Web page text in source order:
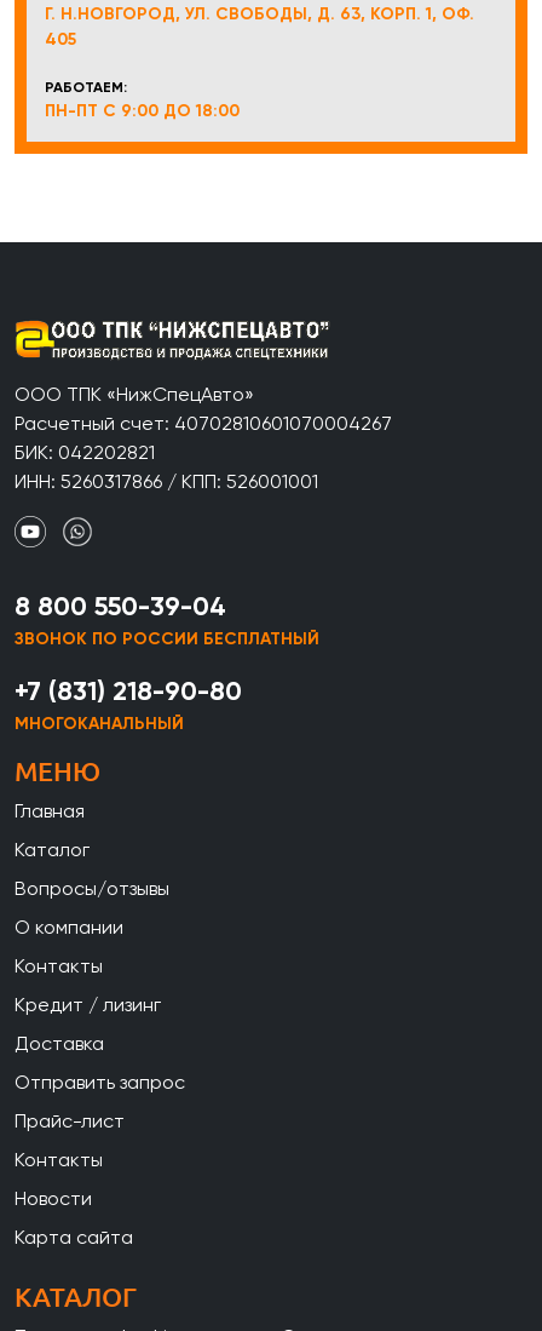
Г. Н.НОВГОРОД, УЛ. СВОБОДЫ, Д. 63, КОРП. 1, ОФ.
405
РАБОТАЕМ:
ПН-ПТ С 9:00 ДО 18:00
ООО ТПК «НижСпецАвто»
Расчетный счет: 40702810601070004267
БИК: 042202821
ИНН: 5260317866 / КПП: 526001001
8 800 550-39-04
ЗВОНОК ПО РОССИИ БЕСПЛАТНЫЙ
+7 (831) 218-90-80
МНОГОКАНАЛЬНЫЙ
МЕНЮ
Главная
Каталог
Вопросы/отзывы
О компании
Контакты
Кредит / лизинг
Доставка
Отправить запрос
Прайс-лист
Контакты
Новости
Карта сайта
КАТАЛОГ